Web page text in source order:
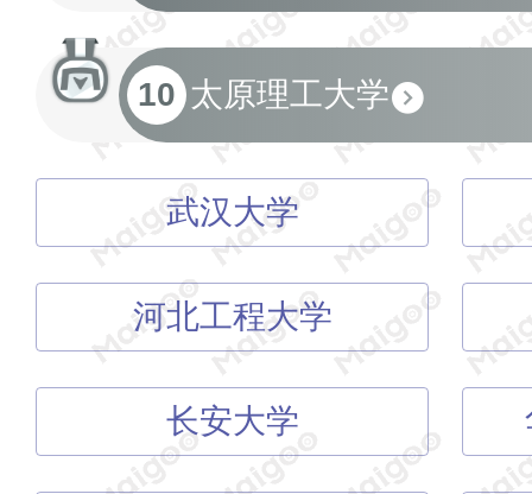
10 太原理工大学
武汉大学
河北工程大学
长安大学